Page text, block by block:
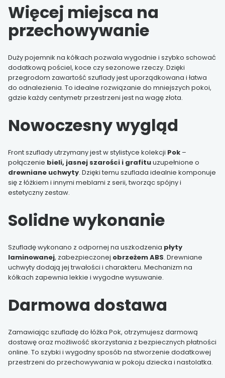
Więcej miejsca na
przechowywanie
Duży pojemnik na kółkach pozwala wygodnie i szybko schować
dodatkową pościel, koce czy sezonowe rzeczy. Dzięki
przegrodom zawartość szuflady jest uporządkowana i łatwa
do odnalezienia. To idealne rozwiązanie do mniejszych pokoi,
gdzie każdy centymetr przestrzeni jest na wagę złota.
Nowoczesny wygląd
Front szuflady utrzymany jest w stylistyce kolekcji Pok –
połączenie bieli, jasnej szarości i grafituuzupełnione o
drewniane uchwyty. Dzięki temu szuflada idealnie komponuje
się z łóżkiem i innymi meblami z serii, tworząc spójny i
estetyczny zestaw.
Solidne wykonanie
Szufladę wykonano z odpornej na uszkodzenia płyty
laminowanej, zabezpieczonej obrzeżem ABS. Drewniane
uchwyty dodają jej trwałości i charakteru. Mechanizm na
kółkach zapewnia lekkie i wygodne wysuwanie.
Darmowa dostawa
Zamawiając szufladę do łóżka Pok, otrzymujesz darmową
dostawę oraz możliwość skorzystania z bezpiecznych płatności
online. To szybki i wygodny sposób na stworzenie dodatkowej
przestrzeni do przechowywania w pokoju dziecka i nastolatka.